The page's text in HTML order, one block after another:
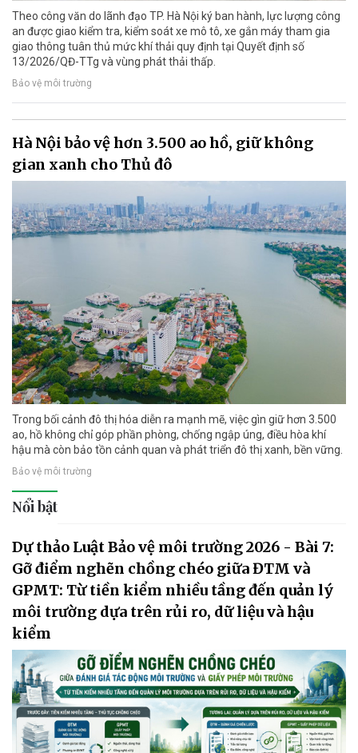
Theo công văn do lãnh đạo TP. Hà Nội ký ban hành, lực lượng công
an được giao kiểm tra, kiểm soát xe mô tô, xe gắn máy tham gia
giao thông tuân thủ mức khí thải quy định tại Quyết định số
13/2026/QĐ-TTg và vùng phát thải thấp.
Bảo vệ môi trường
Hà Nội bảo vệ hơn 3.500 ao hồ, giữ không
gian xanh cho Thủ đô
Trong bối cảnh đô thị hóa diễn ra mạnh mẽ, việc gìn giữ hơn 3.500
ao, hồ không chỉ góp phần phòng, chống ngập úng, điều hòa khí
hậu mà còn bảo tồn cảnh quan và phát triển đô thị xanh, bền vững.
Bảo vệ môi trường
Nổi bật
Dự thảo Luật Bảo vệ môi trường 2026 - Bài 7:
Gỡ điểm nghẽn chồng chéo giữa ĐTM và
GPMT: Từ tiền kiểm nhiều tầng đến quản lý
môi trường dựa trên rủi ro, dữ liệu và hậu
kiểm